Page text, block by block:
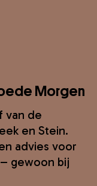
Morgen
van de
en Stein.
advies voor
gewoon bij